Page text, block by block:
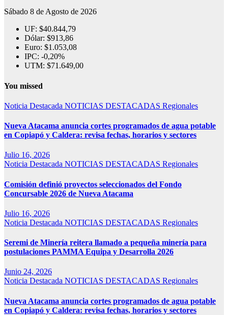
Sábado 8 de Agosto de 2026
UF: $40.844,79
Dólar: $913,86
Euro: $1.053,08
IPC: -0,20%
UTM: $71.649,00
You missed
Noticia Destacada NOTICIAS DESTACADAS Regionales
Nueva Atacama anuncia cortes programados de agua potable
en Copiapó y Caldera: revisa fechas, horarios y sectores
Julio 16, 2026
Noticia Destacada NOTICIAS DESTACADAS Regionales
Comisión definió proyectos seleccionados del Fondo
Concursable 2026 de Nueva Atacama
Julio 16, 2026
Noticia Destacada NOTICIAS DESTACADAS Regionales
Seremi de Minería reitera llamado a pequeña minería para
postulaciones PAMMA Equipa y Desarrolla 2026
Junio 24, 2026
Noticia Destacada NOTICIAS DESTACADAS Regionales
Nueva Atacama anuncia cortes programados de agua potable
en Copiapó y Caldera: revisa fechas, horarios y sectores